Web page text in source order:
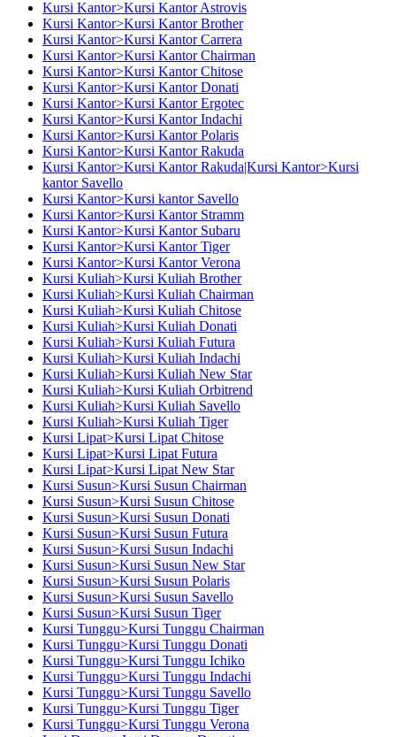
Kursi Kantor>Kursi Kantor Astrovis
Kursi Kantor>Kursi Kantor Brother
Kursi Kantor>Kursi Kantor Carrera
Kursi Kantor>Kursi Kantor Chairman
Kursi Kantor>Kursi Kantor Chitose
Kursi Kantor>Kursi Kantor Donati
Kursi Kantor>Kursi Kantor Ergotec
Kursi Kantor>Kursi Kantor Indachi
Kursi Kantor>Kursi Kantor Polaris
Kursi Kantor>Kursi Kantor Rakuda
Kursi Kantor>Kursi Kantor Rakuda|Kursi Kantor>Kursi
kantor Savello
Kursi Kantor>Kursi kantor Savello
Kursi Kantor>Kursi Kantor Stramm
Kursi Kantor>Kursi Kantor Subaru
Kursi Kantor>Kursi Kantor Tiger
Kursi Kantor>Kursi Kantor Verona
Kursi Kuliah>Kursi Kuliah Brother
Kursi Kuliah>Kursi Kuliah Chairman
Kursi Kuliah>Kursi Kuliah Chitose
Kursi Kuliah>Kursi Kuliah Donati
Kursi Kuliah>Kursi Kuliah Futura
Kursi Kuliah>Kursi Kuliah Indachi
Kursi Kuliah>Kursi Kuliah New Star
Kursi Kuliah>Kursi Kuliah Orbitrend
Kursi Kuliah>Kursi Kuliah Savello
Kursi Kuliah>Kursi Kuliah Tiger
Kursi Lipat>Kursi Lipat Chitose
Kursi Lipat>Kursi Lipat Futura
Kursi Lipat>Kursi Lipat New Star
Kursi Susun>Kursi Susun Chairman
Kursi Susun>Kursi Susun Chitose
Kursi Susun>Kursi Susun Donati
Kursi Susun>Kursi Susun Futura
Kursi Susun>Kursi Susun Indachi
Kursi Susun>Kursi Susun New Star
Kursi Susun>Kursi Susun Polaris
Kursi Susun>Kursi Susun Savello
Kursi Susun>Kursi Susun Tiger
Kursi Tunggu>Kursi Tunggu Chairman
Kursi Tunggu>Kursi Tunggu Donati
Kursi Tunggu>Kursi Tunggu Ichiko
Kursi Tunggu>Kursi Tunggu Indachi
Kursi Tunggu>Kursi Tunggu Savello
Kursi Tunggu>Kursi Tunggu Tiger
Kursi Tunggu>Kursi Tunggu Verona